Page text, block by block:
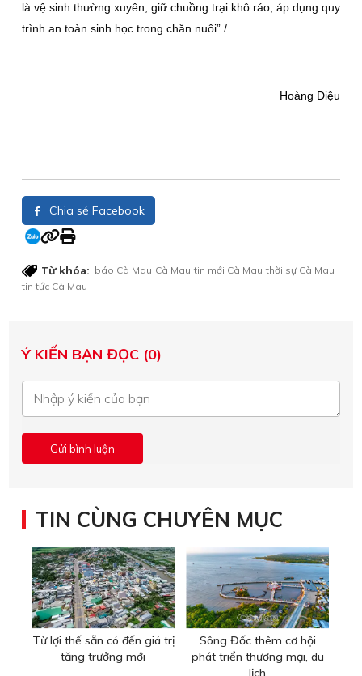
là vệ sinh thường xuyên, giữ chuồng trại khô ráo; áp dụng quy
trình an toàn sinh học trong chăn nuôi”./.
Hoàng Diệu
Chia sẻ Facebook
Từ khóa: báo Cà Mau Cà Mau tin mới Cà Mau thời sự Cà Mau
tin tức Cà Mau
Ý KIẾN BẠN ĐỌC (0)
TIN CÙNG CHUYÊN MỤC
Từ lợi thế sẵn có đến giá trị
tăng trưởng mới
Sông Đốc thêm cơ hội
phát triển thương mại, du
lịch